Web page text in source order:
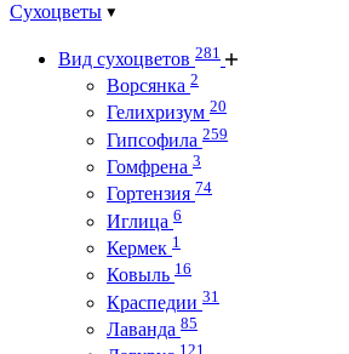
Сухоцветы
Вид сухоцветов 281
Ворсянка 2
Гелихризум 20
Гипсофила 259
Гомфрена 3
Гортензия 74
Иглица 6
Кермек 1
Ковыль 16
Краспедии 31
Лаванда 85
121